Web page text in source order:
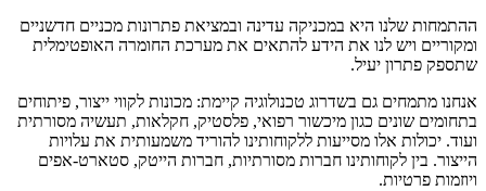
ההתמחות שלנו היא במכניקה עדינה ובמציאת פתרונות מכניים חדשניים
ומקוריים ויש לנו את הידע להתאים את מערכת החומרה האופטימלית
שתספק פתרון יעיל.
אנחנו מתמחים גם בשדרוג טכנולוגיה קיימת: מכונות לקווי ייצור, פיתוחים
בתחומים שונים כגון מיכשור רפואי, פלסטיק, חקלאות, תעשיה מסורתית
ועוד. יכולות אלו מסייעות ללקוחותינו להוריד משמעותית את עלויות
הייצור. בין לקוחותינו חברות מסורתיות, חברות הייטק, סטארט-אפים
ויוזמות פרטיות.